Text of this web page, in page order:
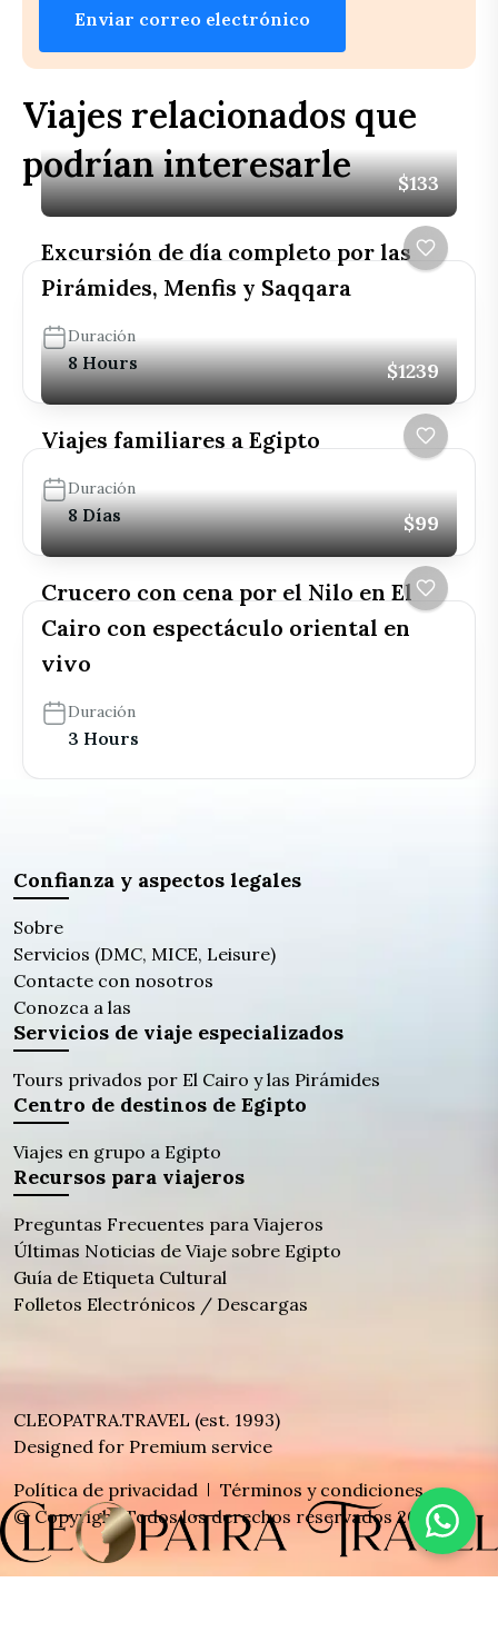
Enviar correo electrónico
Viajes relacionados que
podrían interesarle
$133
Excursión de día completo por las
Pirámides, Menfis y Saqqara
Duración
8 Hours $1239
Viajes familiares a Egipto
Duración
8 Días $99
Crucero con cena por el Nilo en El
Cairo con espectáculo oriental en
vivo
Duración
3 Hours
Confianza y aspectos legales
Sobre
Servicios (DMC, MICE, Leisure)
Contacte con nosotros
Conozca a las
Servicios de viaje especializados
Tours privados por El Cairo y las Pirámides
Centro de destinos de Egipto
Viajes en grupo a Egipto
Recursos para viajeros
Preguntas Frecuentes para Viajeros
Últimas Noticias de Viaje sobre Egipto
Guía de Etiqueta Cultural
Folletos Electrónicos / Descargas
CLEOPATRA.TRAVEL (est. 1993)
Designed for Premium service
Política de privacidad
Términos y condiciones
© Copyright Todos los derechos reservados 2026